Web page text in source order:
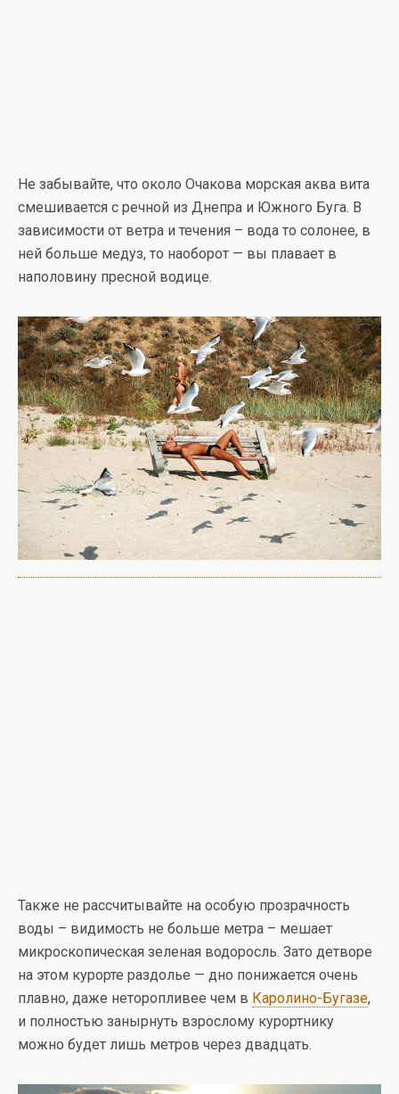
Не забывайте, что около Очакова морская аква вита
смешивается с речной из Днепра и Южного Буга. В
зависимости от ветра и течения – вода то солонее, в
ней больше медуз, то наоборот — вы плавает в
наполовину пресной водице.
Также не рассчитывайте на особую прозрачность
воды – видимость не больше метра – мешает
микроскопическая зеленая водоросль. Зато детворе
на этом курорте раздолье — дно понижается очень
плавно, даже неторопливее чем в Каролино-Бугазе,
и полностью занырнуть взрослому курортнику
можно будет лишь метров через двадцать.